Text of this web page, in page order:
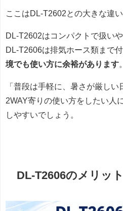
ここはDL-T2602との大きな違い
DL-T2602はコンパクトで扱い
DL-T2606は排気ホース類まで付
境でも使い方に余裕があります
「普段は手軽に、暑さが厳し
2WAY寄りの使い方をしたい人
しやすいでしょう。
DL-T2606のメリット